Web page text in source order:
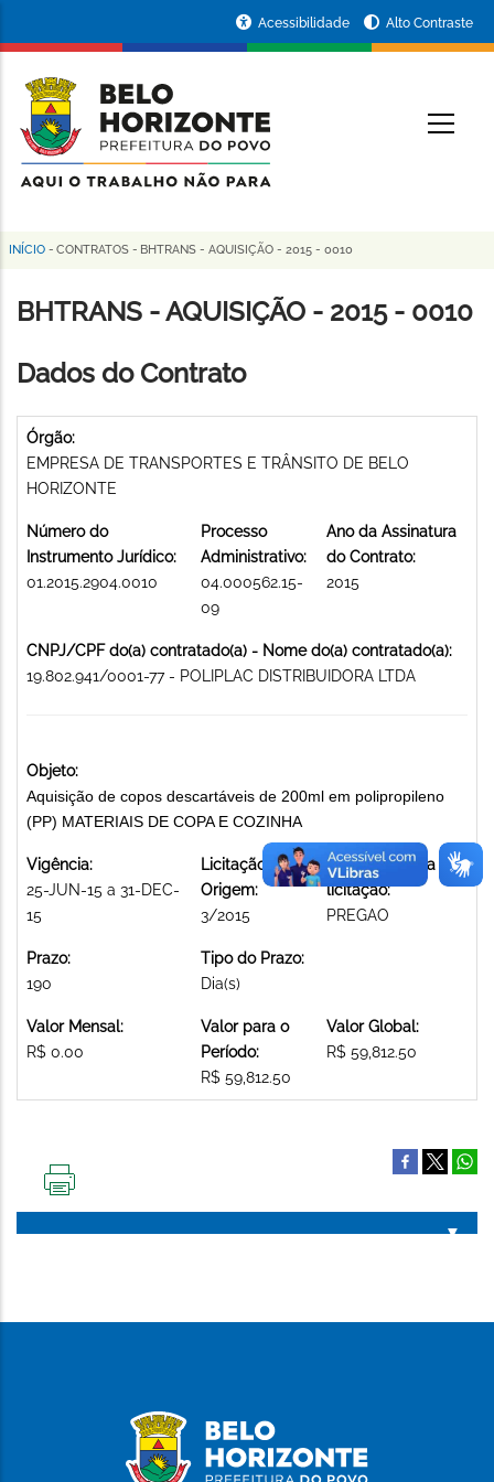
conteúdo
principal
da
Prefeitura
de
Horizonte
Acessibilidade Alto Contraste
Trilha
de
INÍCIO - CONTRATOS - BHTRANS - AQUISIÇÃO - 2015 - 0010
BHTRANS - AQUISIÇÃO - 2015 - 0010
Dados do Contrato
Órgão:
EMPRESA DE TRANSPORTES E TRÂNSITO DE BELO
HORIZONTE
Número do
Instrumento Jurídico:
01.2015.2904.0010
Processo
Administrativo:
04.000562.15-
09
Ano da Assinatura
do Contrato:
2015
CNPJ/CPF do(a) contratado(a) - Nome do(a) contratado(a):
19.802.941/0001-77 - POLIPLAC DISTRIBUIDORA LTDA
Objeto:
Aquisição de copos descartáveis de 200ml em polipropileno
(PP) MATERIAIS DE COPA E COZINHA
Vigência:
25-JUN-15 a 31-DEC-
15
Licitação de
Origem:
3/2015
Modalidade da
licitação:
PREGAO
Prazo:
190
Tipo do Prazo:
Dia(s)
Valor Mensal:
R$ 0.00
Valor para o
Período:
R$ 59,812.50
Valor Global:
R$ 59,812.50
PÁGINA